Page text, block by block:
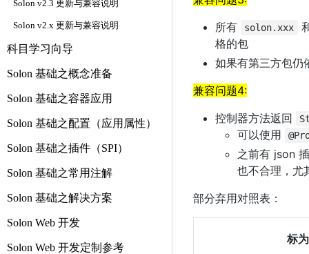
Solon v2.3 更新与兼容说明
Solon v2.x 更新与兼容说明
科目学习向导
Solon 基础之概念准备
Solon 基础之容器应用
Solon 基础之配置（应用属性）
Solon 基础之插件（SPI）
Solon 基础之常用注解
Solon 基础之解决方案
Solon Web 开发
Solon Web 开发定制参考
所有
solon.xxx
格的包
如果有第三方包仍
兼容问题4:
控制器方法返回
可以使用
之前有 json
也不合理，
部分弃用对照表：
标